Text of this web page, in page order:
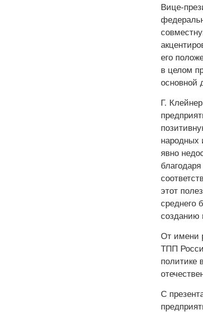
Вице-
его
в целом
основной
Г.
народных
явно
этот
среднего
созданию
От имени
ТПП
политике
С